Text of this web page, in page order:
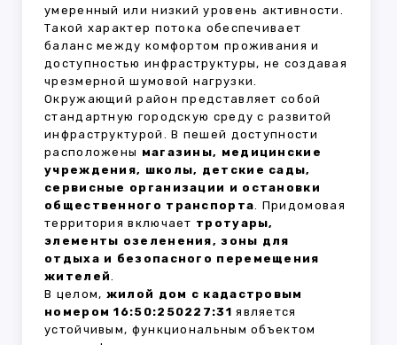
умеренный или низкий уровень активности.
Такой характер потока обеспечивает
баланс между комфортом проживания и
доступностью инфраструктуры, не создавая
чрезмерной шумовой нагрузки.
Окружающий район представляет собой
стандартную городскую среду с развитой
инфраструктурой. В пешей доступности
расположены магазины, медицинские
учреждения, школы, детские сады,
сервисные организации и остановки
общественного транспорта. Придомовая
территория включает тротуары,
элементы озеленения, зоны для
отдыха и безопасного перемещения
жителей.
В целом, жилой дом с кадастровым
номером 16:50:250227:31 является
устойчивым, функциональным объектом